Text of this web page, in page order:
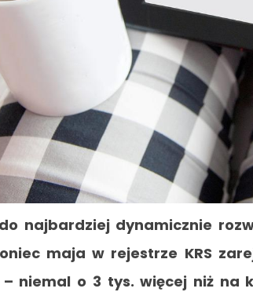
najbardziej dynamicznie
maja w rejestrze KRS
niemal o 3 tys. więcej niż na